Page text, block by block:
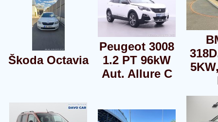
Škoda Octavia
Peugeot 3008
1.2 PT 96kW
Aut. Allure C